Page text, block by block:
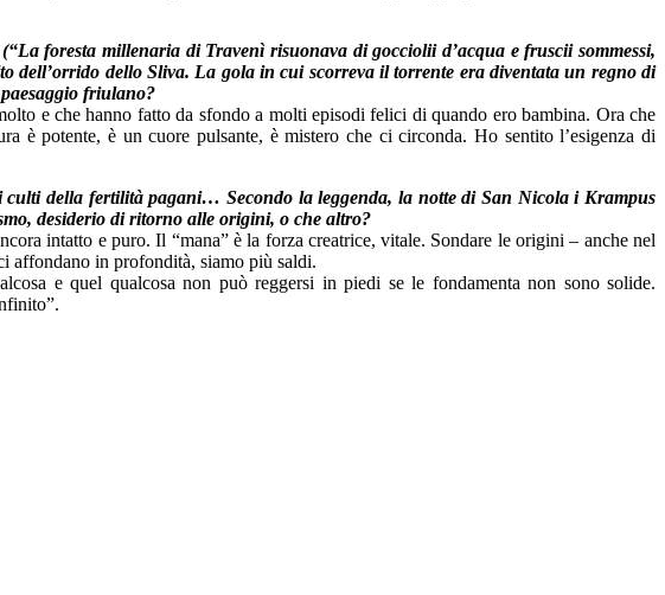
foresta millenaria di Travenì risuonava di gocciolii d’acqua e fruscii sommessi,
dell’orrido dello Sliva. La gola in cui scorreva il torrente era diventata un regno di
friulano?
e che hanno fatto da sfondo a molti episodi felici di quando ero bambina. Ora che
è potente, è un cuore pulsante, è mistero che ci circonda. Ho sentito l’esigenza di
culti della fertilità pagani… Secondo la leggenda, la notte di San Nicola i Krampus
desiderio di ritorno alle origini, o che altro?
intatto e puro. Il “mana” è la forza creatrice, vitale. Sondare le origini – anche nel
affondano in profondità, siamo più saldi.
e quel qualcosa non può reggersi in piedi se le fondamenta non sono solide.